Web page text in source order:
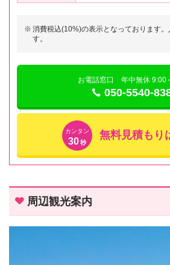
※ 消費税込(10%)の表示となっております。
す。
お電話窓口 年中無休 9:00
050-5540-
カンタン
30秒
無料見積もり
周辺観光案内